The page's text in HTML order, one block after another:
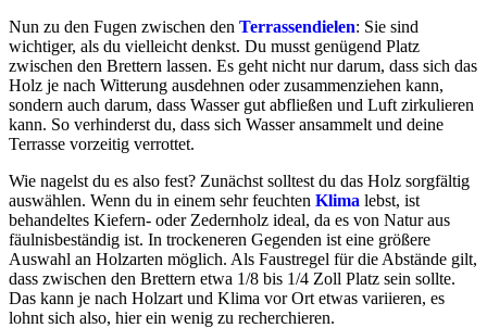
Nun zu den Fugen zwischen den Terrassendielen: Sie sind
wichtiger, als du vielleicht denkst. Du musst genügend Platz
zwischen den Brettern lassen. Es geht nicht nur darum, dass sich das
Holz je nach Witterung ausdehnen oder zusammenziehen kann,
sondern auch darum, dass Wasser gut abfließen und Luft zirkulieren
kann. So verhinderst du, dass sich Wasser ansammelt und deine
Terrasse vorzeitig verrottet.
Wie nagelst du es also fest? Zunächst solltest du das Holz sorgfältig
auswählen. Wenn du in einem sehr feuchten Klima lebst, ist
behandeltes Kiefern- oder Zedernholz ideal, da es von Natur aus
fäulnisbeständig ist. In trockeneren Gegenden ist eine größere
Auswahl an Holzarten möglich. Als Faustregel für die Abstände gilt,
dass zwischen den Brettern etwa 1/8 bis 1/4 Zoll Platz sein sollte.
Das kann je nach Holzart und Klima vor Ort etwas variieren, es
lohnt sich also, hier ein wenig zu recherchieren.